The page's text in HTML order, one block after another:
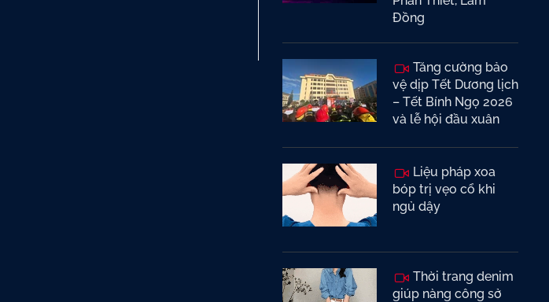
Đồng
Tăng cường bảo
vệ dịp Tết Dương lịch
– Tết Bính Ngọ 2026
và lễ hội đầu xuân
Liệu pháp xoa
bóp trị vẹo cổ khi
ngủ dậy
Thời trang denim
giúp nàng công sở